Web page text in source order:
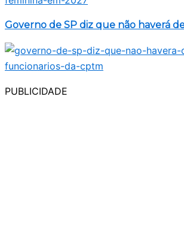
Governo de SP diz que não haverá
PUBLICIDADE